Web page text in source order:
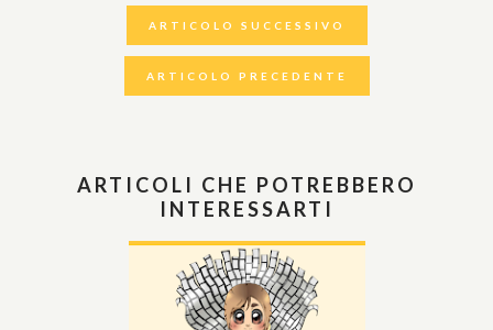
ARTICOLO SUCCESSIVO
ARTICOLO PRECEDENTE
ARTICOLI CHE POTREBBERO
INTERESSARTI